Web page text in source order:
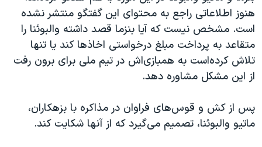
هنوز اطلاعاتی راجع به محتوای این گفتگو منتشر نشده
است. مشخص نیست که آیا بنزما قصد داشته والبوئنا را
متقاعد به پرداخت مبلغ درخواستی اخاذها کند یا تنها
تلاش کرده‌است به همبازی‌اش در تیم ملی برای برون رفت
از این مشکل مشاوره دهد.
پس از کش و قوس‌های فراوان در مذاکره با بزهکاران،
ماتیو والبوئنا، تصمیم می‌گیرد که از آنها شکایت کند.